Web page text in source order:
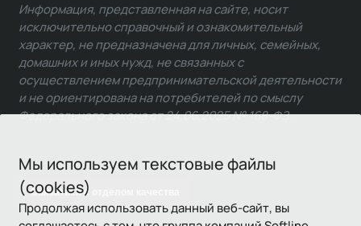
Мы используем текстовые файлы
(cookies)
Продолжая использовать данный веб-сайт, вы
Связаться с отделом качества
Информация, представленная на сайте, носит
исключительно справочный и ознакомительный
характер, не предназначена для личных, семейных,
домашних и иных нужд, не связанных с
осуществлением предпринимательской деятельности
и не ориентирована на потребителей по смыслу
Федерального закона от 24.06.2025 № 168-ФЗ.